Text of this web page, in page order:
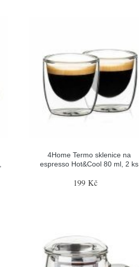
4Home Termo sklenice na
espresso Hot&Cool 80 ml, 2 ks
199 Kč